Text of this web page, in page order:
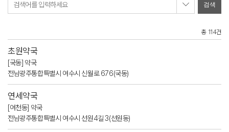
검색어를 입력하세요
총 114건
초원약국
[국동] 약국
전남광주통합특별시 여수시 신월로 676(국동)
연세약국
[여천동] 약국
전남광주통합특별시 여수시 선원4길 3(선원동)